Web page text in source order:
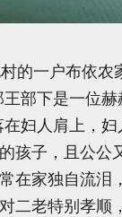
的一户布依农
部下是一位赫
妇人肩上，妇
孩子，且公公
在家独自流泪
二老特别孝顺